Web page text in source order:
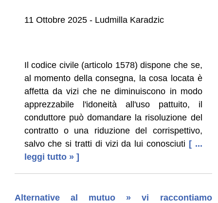
11 Ottobre 2025 - Ludmilla Karadzic
Il codice civile (articolo 1578) dispone che se,
al momento della consegna, la cosa locata è
affetta da vizi che ne diminuiscono in modo
apprezzabile l'idoneità all'uso pattuito, il
conduttore può domandare la risoluzione del
contratto o una riduzione del corrispettivo,
salvo che si tratti di vizi da lui conosciuti [ ...
leggi tutto » ]
Alternative al mutuo » vi raccontiamo